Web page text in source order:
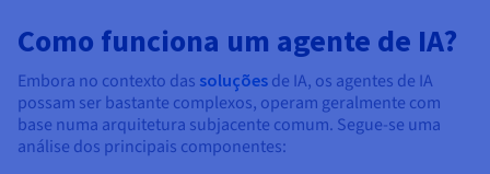
Como funciona um agente de IA?
Embora no contexto das soluções de IA, os agentes de IA
possam ser bastante complexos, operam geralmente com
base numa arquitetura subjacente comum. Segue-se uma
análise dos principais componentes: